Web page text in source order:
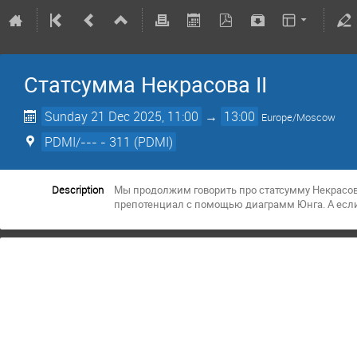
Статсумма Некрасова II
Sunday 21 Dec 2025, 11:00 → 13:00 Europe/Moscow
PDMI/--- - 311 (PDMI)
Description
Мы продолжим говорить про статсумму
препотенциал с помощью диаграмм Юнга. А